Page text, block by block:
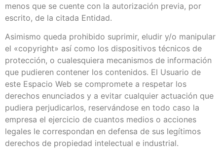
menos que se cuente con la autorización previa, por
escrito, de la citada Entidad.
Asimismo queda prohibido suprimir, eludir y/o manipular
el «copyright» así como los dispositivos técnicos de
protección, o cualesquiera mecanismos de información
que pudieren contener los contenidos. El Usuario de
este Espacio Web se compromete a respetar los
derechos enunciados y a evitar cualquier actuación que
pudiera perjudicarlos, reservándose en todo caso la
empresa el ejercicio de cuantos medios o acciones
legales le correspondan en defensa de sus legítimos
derechos de propiedad intelectual e industrial.